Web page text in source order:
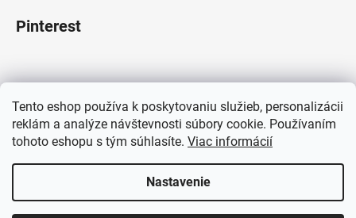
Tento eshop používa k poskytovaniu služieb, personalizácii
reklám a analýze návštevnosti súbory cookie. Používaním
tohoto eshopu s tým súhlasíte. Viac informácií
Nastavenie
Pinterest
Instagram